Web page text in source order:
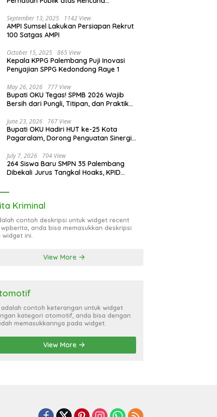
September 13, 2025 1142 View
AMPI Sumsel Lakukan Persiapan Rekrut
100 Satgas AMPI
October 15, 2025 865 View
Kepala KPPG Palembang Puji Inovasi
Penyajian SPPG Kedondong Raye 1
May 26, 2026 777 View
Bupati OKU Tegas! SPMB 2026 Wajib
Bersih dari Pungli, Titipan, dan Praktik
June 23, 2026 767 View
Bupati OKU Hadiri HUT ke-25 Kota
Pagaralam, Dorong Penguatan Sinergi
July 7, 2026 704 View
264 Siswa Baru SMPN 35 Palembang
Dibekali Jurus Tangkal Hoaks, KPID
Kriminal
contoh deskripsi untuk widget recent
anda bisa memasukkan deskripsi
widget ini.
View More
adalah contoh keterangan untuk widget
kategori otomotif, anda bisa dengan
memasukkannya pada widget.
View More